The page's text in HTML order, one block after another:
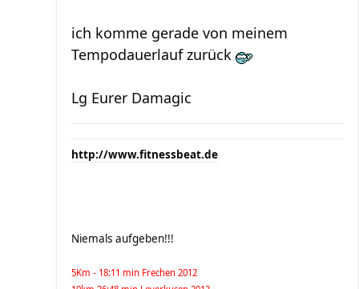
ich komme gerade von meinem
Tempodauerlauf zurück
Lg Eurer Damagic
http://www.fitnessbeat.de
Niemals aufgeben!!!
5Km - 18:11 min Frechen 2012